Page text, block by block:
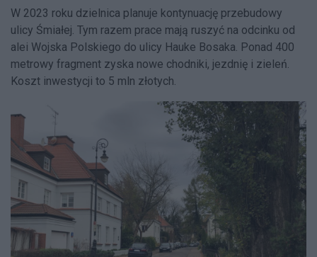
W 2023 roku dzielnica planuje kontynuację przebudowy
ulicy Śmiałej. Tym razem prace mają ruszyć na odcinku od
alei Wojska Polskiego do ulicy Hauke Bosaka. Ponad 400
metrowy fragment zyska nowe chodniki, jezdnię i zieleń.
Koszt inwestycji to 5 mln złotych.